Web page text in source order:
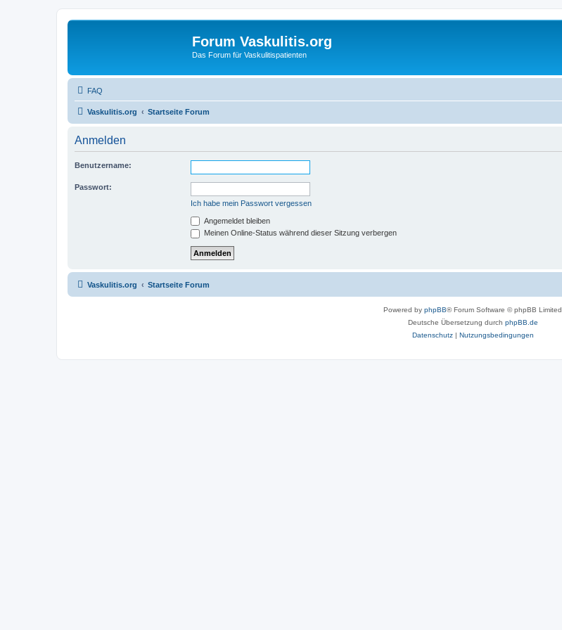
Forum Vaskulitis.org
Das Forum für Vaskulitispatienten
FAQ
Vaskulitis.org Startseite Forum
Anmelden
Benutzername:
Passwort:
Ich habe mein Passwort vergessen
Angemeldet bleiben
Meinen Online-Status während dieser Sitzung verbergen
Vaskulitis.org Startseite Forum
Powered by phpBB® Forum Software © phpBB Limited
Deutsche Übersetzung durch phpBB.de
Datenschutz| Nutzungsbedingungen